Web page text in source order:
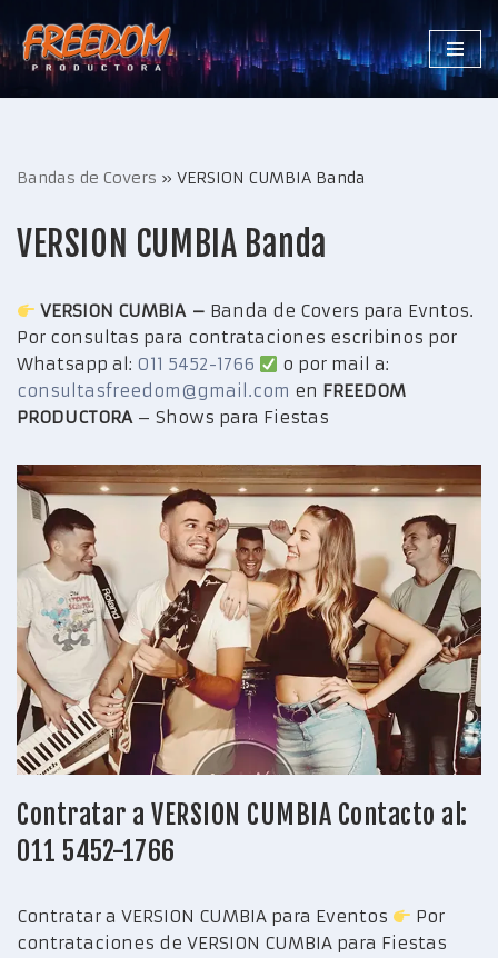
Saltar
Bandas de Covers » VERSION CUMBIA Banda
VERSION CUMBIA Banda
VERSION CUMBIA – Banda de Covers para Evntos.
Por consultas para contrataciones escribinos por
Whatsapp al: 011 5452-1766
o por mail a:
consultasfreedom@gmail.com en FREEDOM
PRODUCTORA– Shows para Fiestas
Contratar a VERSION CUMBIA Contacto al:
011 5452-1766
Contratar a VERSION CUMBIA para Eventos
Por
contrataciones de VERSION CUMBIA para Fiestas